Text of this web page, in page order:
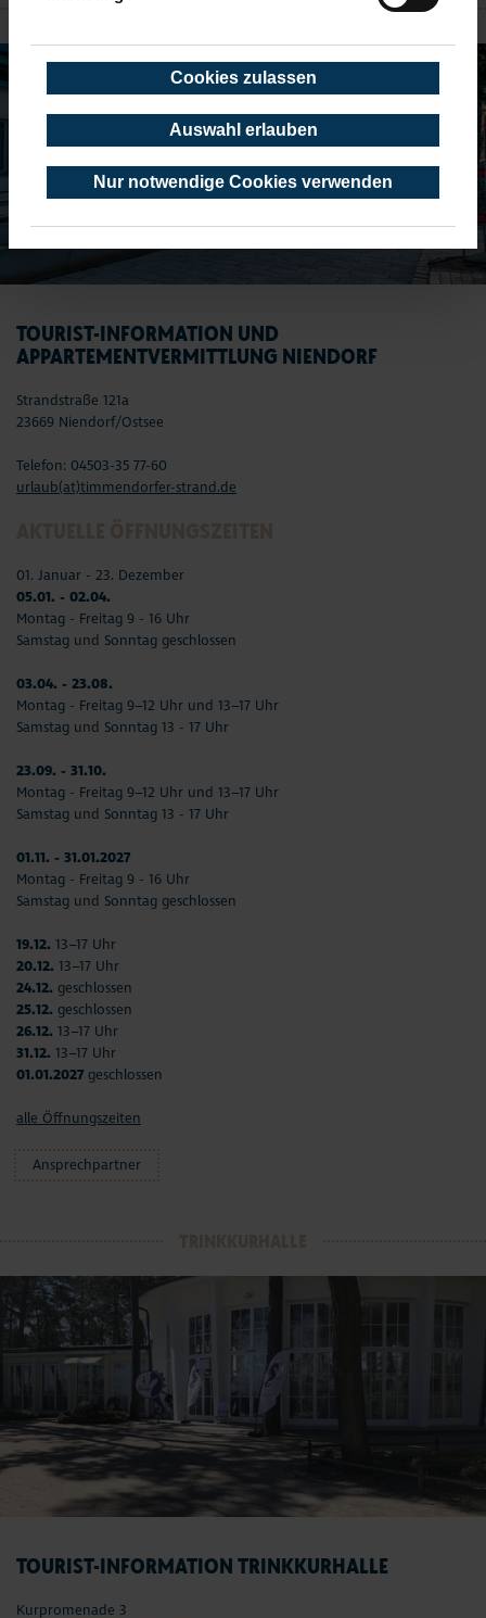
Cookies zulassen
Auswahl erlauben
Nur notwendige Cookies verwenden
TOURIST-INFORMATION UND
APPARTEMENTVERMITTLUNG NIENDORF
Strandstraße 121a
23669 Niendorf/Ostsee
Telefon: 04503-35 77-60
urlaub(at)timmendorfer-strand.de
01. Januar - 23. Dezember
05.01. - 02.04.
Montag - Freitag 9 - 16 Uhr
Samstag und Sonntag geschlossen
03.04. - 23.08.
Montag - Freitag 9–12 Uhr und 13–17 Uhr
Samstag und Sonntag 13 - 17 Uhr
23.09. - 31.10.
Montag - Freitag 9–12 Uhr und 13–17 Uhr
Samstag und Sonntag 13 - 17 Uhr
01.11. - 31.01.2027
Montag - Freitag 9 - 16 Uhr
Samstag und Sonntag geschlossen
19.12. 13–17 Uhr
20.12. 13–17 Uhr
24.12. geschlossen
25.12. geschlossen
26.12. 13–17 Uhr
31.12. 13–17 Uhr
01.01.2027 geschlossen
alle Öffnungszeiten
Ansprechpartner
TOURIST-INFORMATION TRINKKURHALLE
Kurpromenade 3